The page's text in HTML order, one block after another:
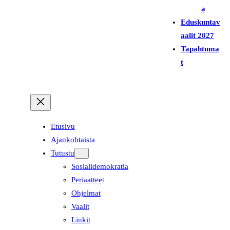
a
Eduskuntav
aalit 2027
Tapahtuma
t
Etusivu
Ajankohtaista
Tutustu
Sosialidemokratia
Periaatteet
Ohjelmat
Vaalit
Linkit